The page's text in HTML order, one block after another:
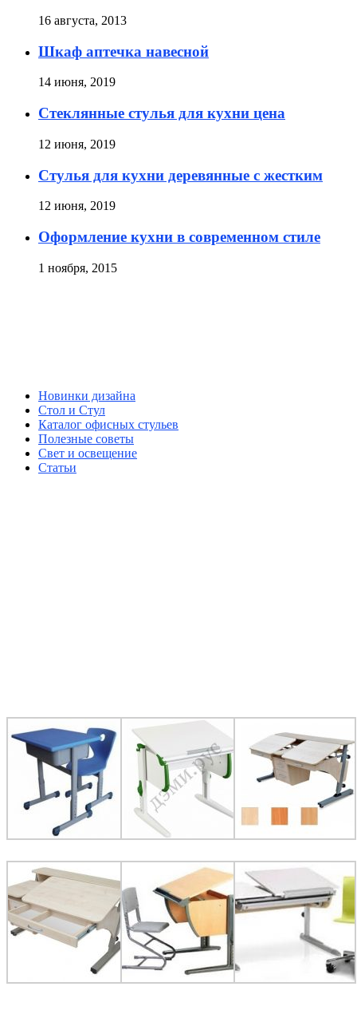
16 августа, 2013
Шкаф аптечка навесной
14 июня, 2019
Стеклянные стулья для кухни цена
12 июня, 2019
Стулья для кухни деревянные с жестким
12 июня, 2019
Оформление кухни в современном стиле
1 ноября, 2015
Новинки дизайна
Стол и Стул
Каталог офисных стульев
Полезные советы
Свет и освещение
Статьи